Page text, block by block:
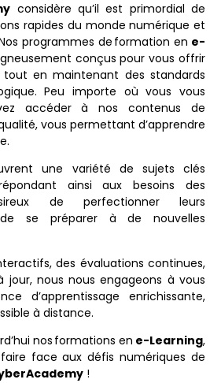
considère qu’il est primordial de
rapides du monde numérique et
programmes de formation en e-
conçus pour vous offrir
en maintenant des standards
Peu importe où vous vous
accéder à nos contenus de
vous permettant d’apprendre
une variété de sujets clés
ainsi aux besoins des
de perfectionner leurs
se préparer à de nouvelles
des évaluations continues,
nous nous engageons à vous
d’apprentissage enrichissante,
à distance.
nos formations en e-Learning,
face aux défis numériques de
!